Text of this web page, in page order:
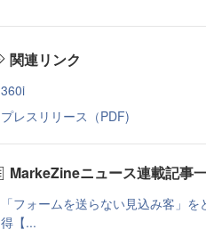
関連リンク
360i
プレスリリース（PDF)
MarkeZineニュース連載記事
「フォームを送らない見込み客」
得【...